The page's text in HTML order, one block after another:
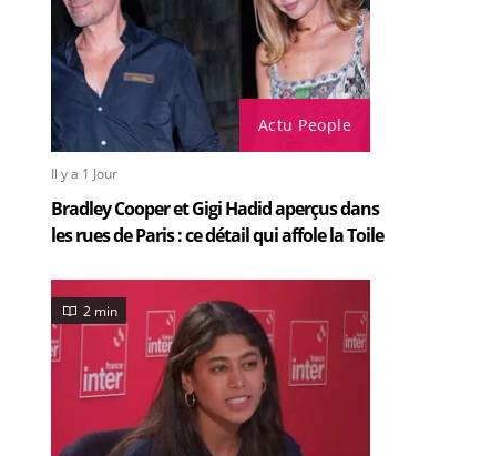
Actu People
Il y a 1 Jour
Bradley Cooper et Gigi Hadid aperçus dans
les rues de Paris : ce détail qui affole la Toile
2 min